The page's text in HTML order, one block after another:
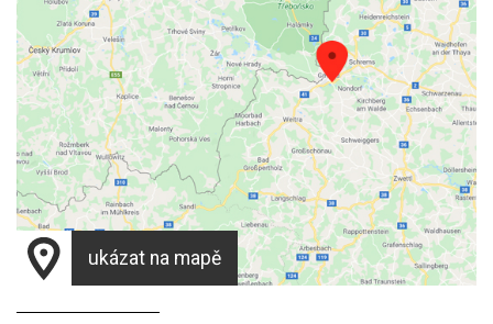
ukázat na mapě